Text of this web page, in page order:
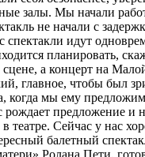
залы. Мы начали
не начали с
идут
планировать,
а концерт на
главное, чтобы был
когда мы ему
предложение и
в театре. Сейчас у нас
балетный
Ролана Пети,